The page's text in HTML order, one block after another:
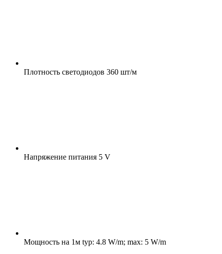
Плотность светодиодов 360 шт/м
Напряжение питания 5 V
Мощность на 1м typ: 4.8 W/m; max: 5 W/m